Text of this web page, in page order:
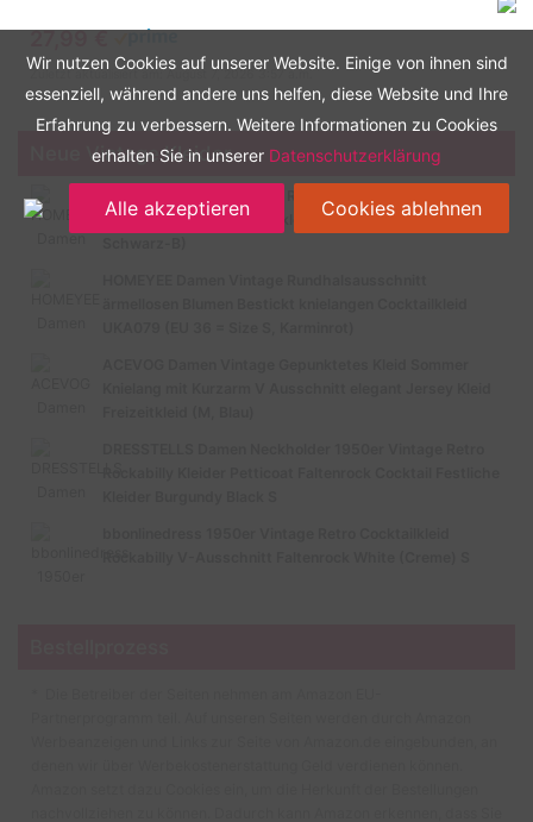
27,99 €
Zuletzt aktualisiert am: August 7, 2026 3:57 a.m.
Neue Vintage Kleider
Retro Knielanges Cocktailkleid A135 (EU 40 = Size L,
Wir nutzen Cookies auf unserer Website. Einige von ihnen sind
essenziell, während andere uns helfen, diese Website und Ihre
Erfahrung zu verbessern. Weitere Informationen zu Cookies
erhalten Sie in unserer Datenschutzerklärung
Alle akzeptieren Cookies ablehnen